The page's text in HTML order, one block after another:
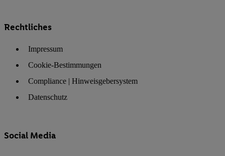
Rechtliches
Impressum
Cookie-Bestimmungen
Compliance | Hinweisgebersystem
Datenschutz
Social Media